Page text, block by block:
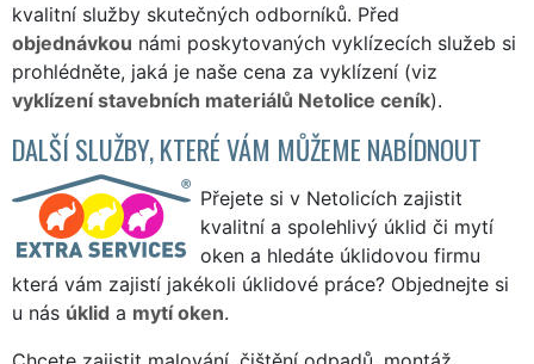
kvalitní služby skutečných odborníků. Před
objednávkou námi poskytovaných vyklízecích služeb si
prohlédněte, jaká je naše cena za vyklízení (viz
vyklízení stavebních materiálů Netolice ceník).
DALŠÍ SLUŽBY, KTERÉ VÁM MŮŽEME NABÍDNOUT
Přejete si v Netolicích zajistit
kvalitní a spolehlivý úklid či mytí
oken a hledáte úklidovou firmu
která vám zajistí jakékoli úklidové práce? Objednejte si
u nás úklid a mytí oken.